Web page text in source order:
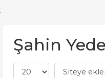
Şahin